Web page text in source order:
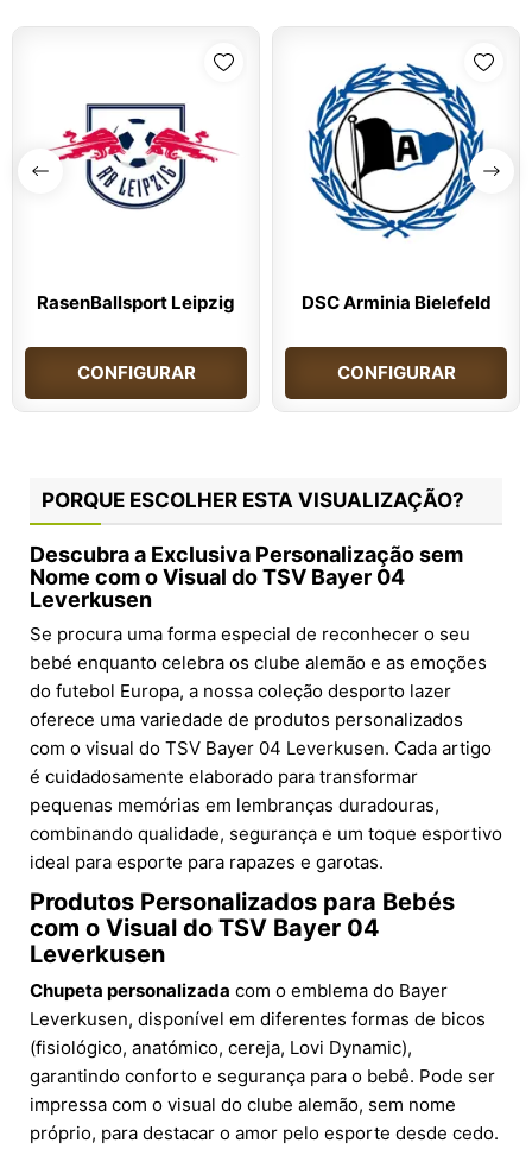
RasenBallsport Leipzig
CONFIGURAR
DSC Arminia Bielefeld
CONFIGURAR
PORQUE ESCOLHER ESTA VISUALIZAÇÃO?
Descubra a Exclusiva Personalização sem
Nome com o Visual do TSV Bayer 04
Leverkusen
Se procura uma forma especial de reconhecer o seu
bebé enquanto celebra os clube alemão e as emoções
do futebol Europa, a nossa coleção desporto lazer
oferece uma variedade de produtos personalizados
com o visual do TSV Bayer 04 Leverkusen. Cada artigo
é cuidadosamente elaborado para transformar
pequenas memórias em lembranças duradouras,
combinando qualidade, segurança e um toque esportivo
ideal para esporte para rapazes e garotas.
Produtos Personalizados para Bebés
com o Visual do TSV Bayer 04
Leverkusen
Chupeta personalizada com o emblema do Bayer
Leverkusen, disponível em diferentes formas de bicos
(fisiológico, anatómico, cereja, Lovi Dynamic),
garantindo conforto e segurança para o bebê. Pode ser
impressa com o visual do clube alemão, sem nome
próprio, para destacar o amor pelo esporte desde cedo.